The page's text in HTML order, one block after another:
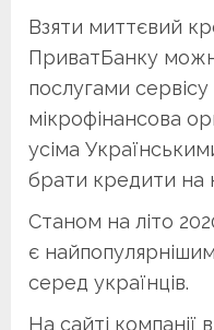
Взяти миттєвий
ПриватБанку
послугами сервісу
мікрофінансова
усіма
брати кредити на
Станом на літо
є
серед українців.
На сайті